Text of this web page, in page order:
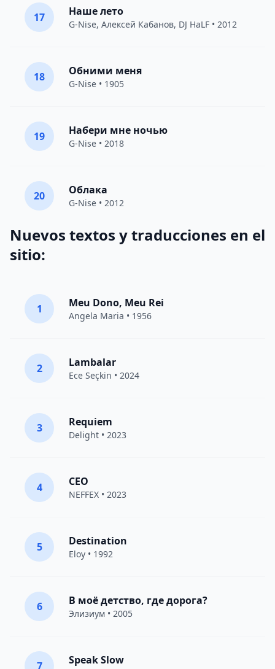
17 Наше лето
G-Nise, Алексей Кабанов, DJ HaLF • 2012
18 Обними меня
G-Nise • 1905
19 Набери мне ночью
G-Nise • 2018
20 Облака
G-Nise • 2012
Nuevos textos y traducciones en el
sitio:
1 Meu Dono, Meu Rei
Angela Maria • 1956
2 Lambalar
Ece Seçkin • 2024
3 Requiem
Delight • 2023
4 CEO
NEFFEX • 2023
5 Destination
Eloy • 1992
6 В моё детство, где дорога?
Элизиум • 2005
7 Speak Slow